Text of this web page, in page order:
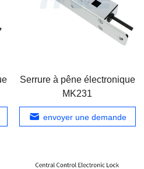
Serrure à pêne électronique
MK231
envoyer une demande